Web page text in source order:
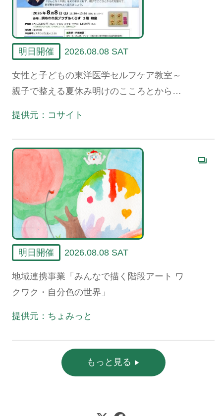
明日開催 2026.08.08 SAT
女性と子どもの東洋医学セルフケア教室～
親子で整える夏休み明けのこころとからだ
提供元：コサイト
明日開催 2026.08.08 SAT
地域連携事業「みんなで描く階段アート ワ
クワク・自分色の世界」
提供元：ちょみっと
もっと見る